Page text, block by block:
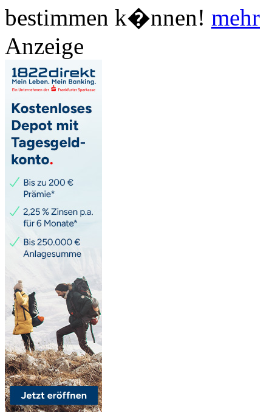
bestimmen k�nnen! mehr
Anzeige